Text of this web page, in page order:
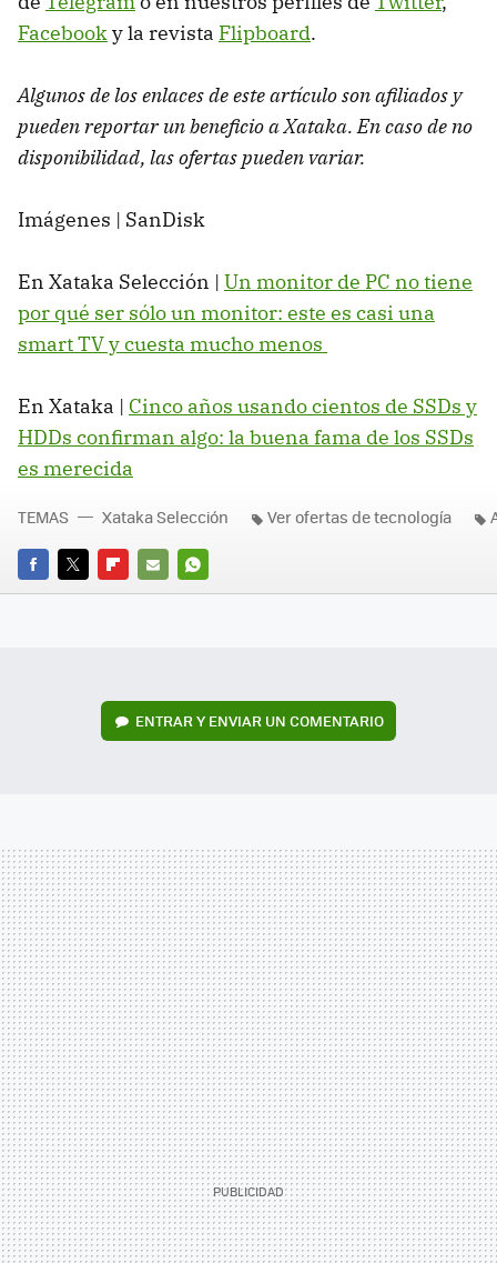
Facebooky la revista Flipboard.
Algunos de los enlaces de este artículo son afiliados y
pueden reportar un beneficio a Xataka. En caso de no
disponibilidad, las ofertas pueden variar.
Imágenes | SanDisk
En Xataka Selección | Un monitor de PC no tiene
por qué ser sólo un monitor: este es casi una
smart TV y cuesta mucho menos
En Xataka | Cinco años usando cientos de SSDs y
HDDs confirman algo: la buena fama de los SSDs
es merecida
FACEBOOK
TWITTERFLIPBOARD
E-
WHATSAPP
TEMAS Xataka Selección Ver ofertas de tecnología
ENTRAR Y ENVIAR UN COMENTARIO